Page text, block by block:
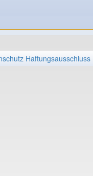
Haftungsausschluss